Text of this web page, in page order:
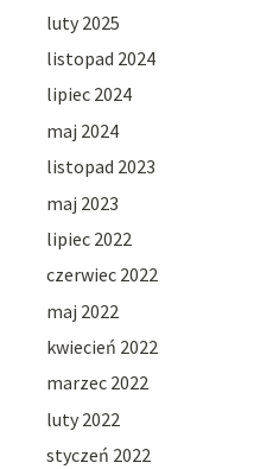
luty 2025
listopad 2024
lipiec 2024
maj 2024
listopad 2023
maj 2023
lipiec 2022
czerwiec 2022
maj 2022
kwiecień 2022
marzec 2022
luty 2022
styczeń 2022